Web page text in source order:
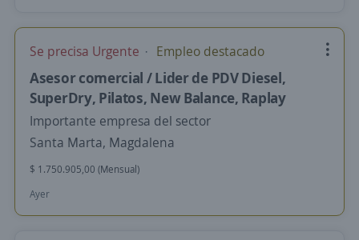
Se precisa Urgente Empleo destacado
Asesor comercial / Lider de PDV Diesel,
SuperDry, Pilatos, New Balance, Raplay
Importante empresa del sector
Santa Marta, Magdalena
$ 1.750.905,00 (Mensual)
Ayer